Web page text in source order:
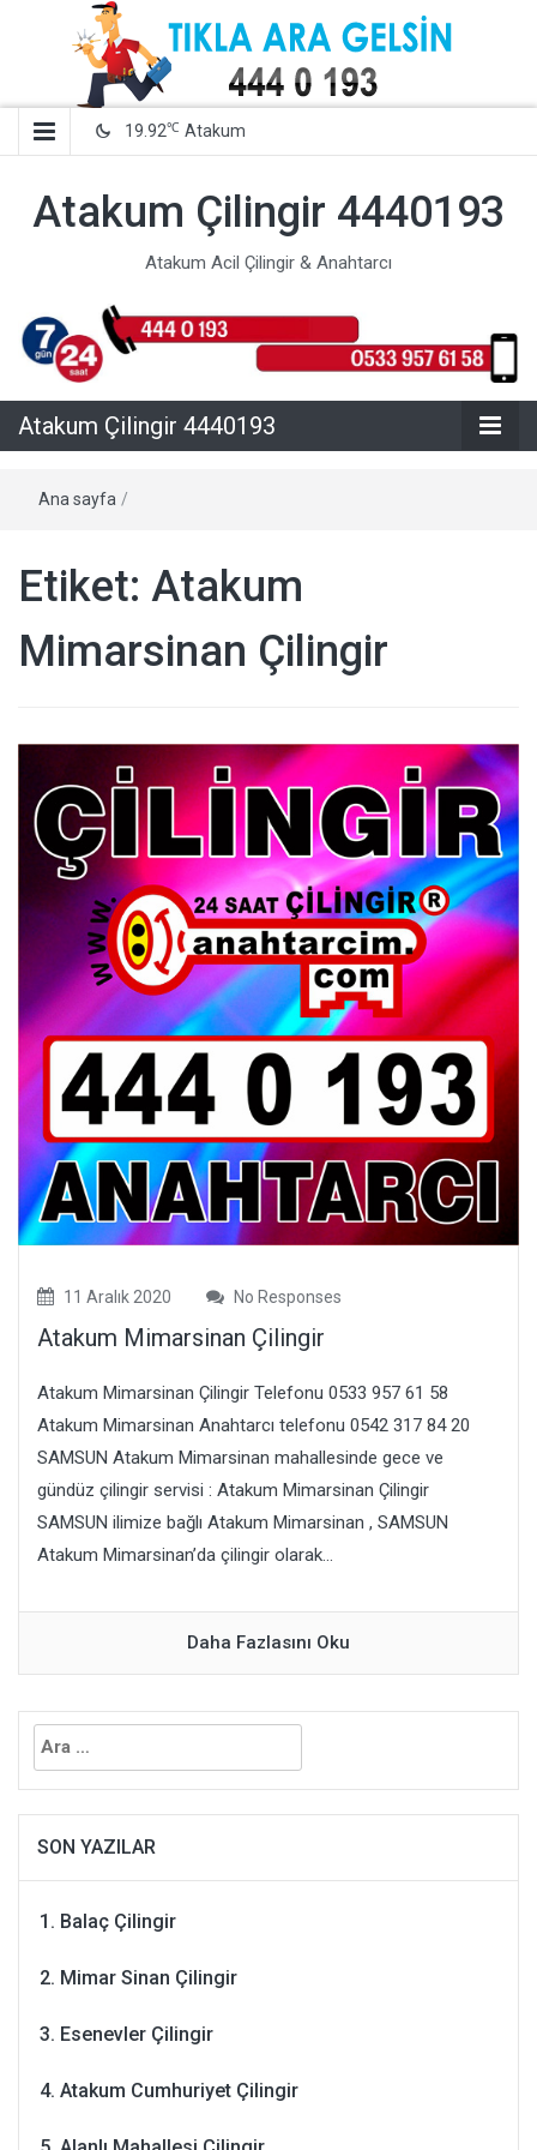
19.92℃ Atakum
Atakum Çilingir 4440193
Atakum Acil Çilingir & Anahtarcı
Atakum Çilingir 4440193
Ana sayfa /
Etiket: Atakum
Mimarsinan Çilingir
11 Aralık 2020 No Responses
Atakum Mimarsinan Çilingir
Atakum Mimarsinan Çilingir Telefonu 0533 957 61 58
Atakum Mimarsinan Anahtarcı telefonu 0542 317 84 20
SAMSUN Atakum Mimarsinan mahallesinde gece ve
gündüz çilingir servisi : Atakum Mimarsinan Çilingir
SAMSUN ilimize bağlı Atakum Mimarsinan , SAMSUN
Atakum Mimarsinan’da çilingir olarak...
Daha Fazlasını Oku
Arama:
SON YAZILAR
Balaç Çilingir
Mimar Sinan Çilingir
Esenevler Çilingir
Atakum Cumhuriyet Çilingir